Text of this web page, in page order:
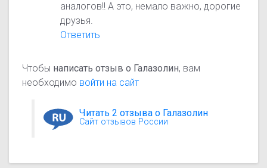
аналогов!! А это, немало важно, дорогие
друзья.
Ответить
Чтобы написать отзыв о Галазолин, вам
необходимо войти на сайт
Читать 2 отзыва о Галазолин
Сайт отзывов России